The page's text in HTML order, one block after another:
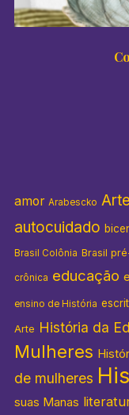
amor Arabescko Arte
autocuidado
Brasil Colônia Brasil
crônica educação
ensino de História
Arte História da
Mulheres
de mulheres
suas Manas